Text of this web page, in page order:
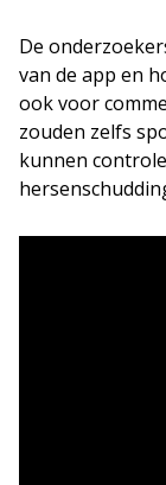
De
van de app en
ook voor
zouden zelfs
kunnen